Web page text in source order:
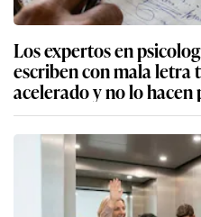
Los expertos en
escriben con mala letra
acelerado y no lo